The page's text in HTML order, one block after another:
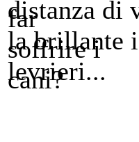
distanza di
la brillante
levrieri...